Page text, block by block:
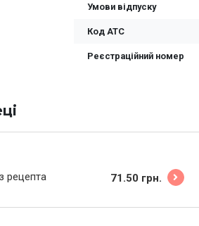
Умови відпуску
Код ATC
Реєстраційний номер
рецепта 71.50 грн.